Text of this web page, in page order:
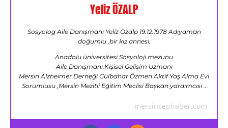
Yeliz ÖZALP
Sosyolog Aile Danışmanı Yeliz Özalp 19.12.1978 Adıyaman
doğumlu ,bir kız annesi.
Anadolu üniversitesi Sosyoloji mezunu
Aile Danışmanı,Kişisel Gelişim Uzmanı
Mersin Alzheımer Derneği Gülbahar Özmen Aktif Yaş Alma Evi
Sorumlusu ,Mersin Mezitli Eğitim Meclisi Başkan yardımcısı ..
mersincephaber.com